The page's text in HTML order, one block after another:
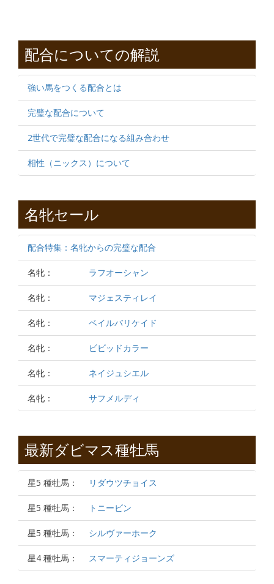
配合についての解説
強い馬をつくる配合とは
完璧な配合について
2世代で完璧な配合になる組み合わせ
相性（ニックス）について
名牝セール
配合特集：名牝からの完璧な配合
名牝： ラフオーシャン
名牝： マジェスティレイ
名牝： ベイルバリケイド
名牝： ビビッドカラー
名牝： ネイジュシエル
名牝： サフメルディ
最新ダビマス種牡馬
星5 種牡馬： リダウツチョイス
星5 種牡馬： トニービン
星5 種牡馬： シルヴァーホーク
星4 種牡馬： スマーティジョーンズ